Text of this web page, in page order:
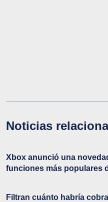
Noticias
Xbox anunció una
funciones más populares
Filtran cuánto habría